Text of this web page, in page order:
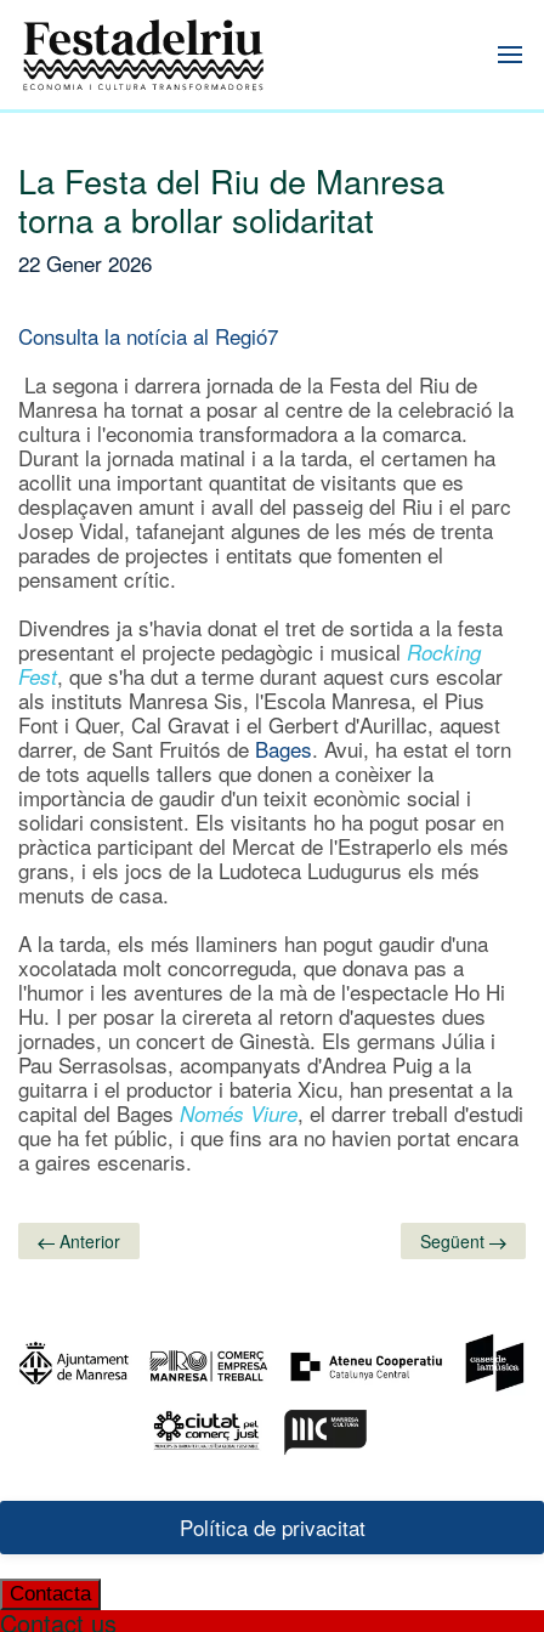
La Festa del Riu de Manresa
torna a brollar solidaritat
22 Gener 2026
Consulta la notícia al Regió7
La segona i darrera jornada de la Festa del Riu de
Manresa ha tornat a posar al centre de la celebració la
cultura i l'economia transformadora a la comarca.
Durant la jornada matinal i a la tarda, el certamen ha
acollit una important quantitat de visitants que es
desplaçaven amunt i avall del passeig del Riu i el parc
Josep Vidal, tafanejant algunes de les més de trenta
parades de projectes i entitats que fomenten el
pensament crític.
Divendres ja s'havia donat el tret de sortida a la festa
presentant el projecte pedagògic i musical Rocking
Fest, que s'ha dut a terme durant aquest curs escolar
als instituts Manresa Sis, l'Escola Manresa, el Pius
Font i Quer, Cal Gravat i el Gerbert d'Aurillac, aquest
darrer, de Sant Fruitós de Bages. Avui, ha estat el torn
de tots aquells tallers que donen a conèixer la
importància de gaudir d'un teixit econòmic social i
solidari consistent. Els visitants ho ha pogut posar en
pràctica participant del Mercat de l'Estraperlo els més
grans, i els jocs de la Ludoteca Ludugurus els més
menuts de casa.
A la tarda, els més llaminers han pogut gaudir d'una
xocolatada molt concorreguda, que donava pas a
l'humor i les aventures de la mà de l'espectacle Ho Hi
Hu. I per posar la cirereta al retorn d'aquestes dues
jornades, un concert de Ginestà. Els germans Júlia i
Pau Serrasolsas, acompanyats d'Andrea Puig a la
guitarra i el productor i bateria Xicu, han presentat a la
capital del Bages Només Viure, el darrer treball d'estudi
que ha fet públic, i que fins ara no havien portat encara
a gaires escenaris.
Anterior Següent
Política de privacitat
Contacta
Contact us